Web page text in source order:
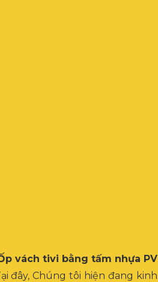
vách tivi bằng tấm nhựa
đây, Chúng tôi hiện đang